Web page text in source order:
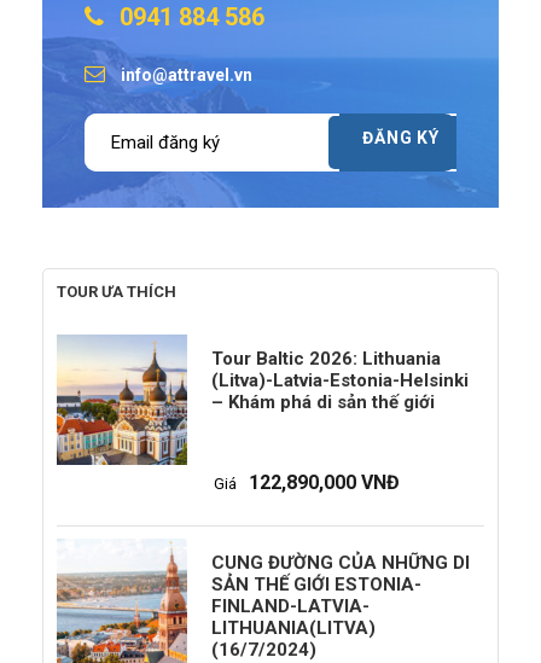
0941 884 586
info@attravel.vn
TOUR ƯA THÍCH
Tour Baltic 2026: Lithuania
(Litva)-Latvia-Estonia-Helsinki
– Khám phá di sản thế giới
Giá 122,890,000 VNĐ
CUNG ĐƯỜNG CỦA NHỮNG DI
SẢN THẾ GIỚI ESTONIA-
FINLAND-LATVIA-
LITHUANIA(LITVA)
(16/7/2024)